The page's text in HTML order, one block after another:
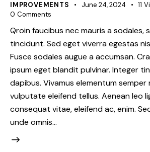
IMPROVEMENTS June 24, 2024 11
0 Comments
Qroin faucibus nec mauris a sodales,
tincidunt. Sed eget viverra egestas
Fusce sodales augue a accumsan.
ipsum eget blandit pulvinar. Integer
dapibus. Vivamus elementum semper
vulputate eleifend tellus. Aenean leo
consequat vitae, eleifend ac, enim.
unde omnis…